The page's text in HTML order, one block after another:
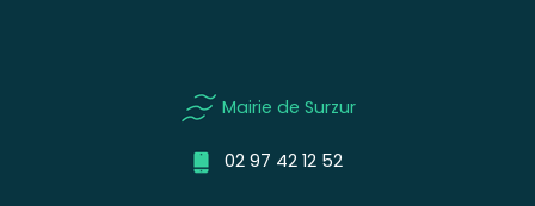
Mairie de Surzur
02 97 42 12 52